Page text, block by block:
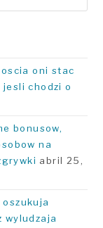
oni stac
chodzi o
bonusow,
na
abril 25,
wyludzaja